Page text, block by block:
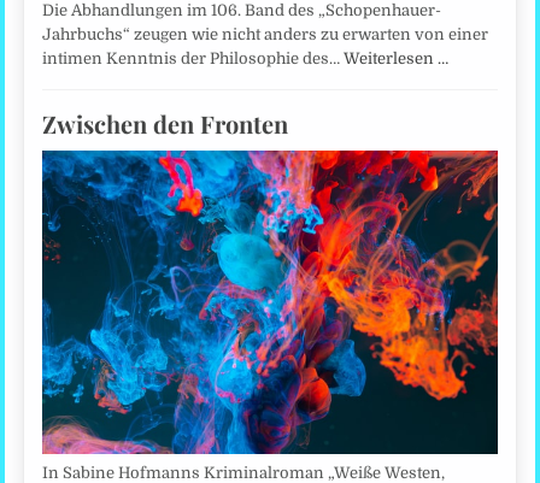
Die Abhandlungen im 106. Band des „Schopenhauer-
Jahrbuchs“ zeugen wie nicht anders zu erwarten von einer
intimen Kenntnis der Philosophie des…Weiterlesen …
Zwischen den Fronten
In Sabine Hofmanns Kriminalroman „Weiße Westen,